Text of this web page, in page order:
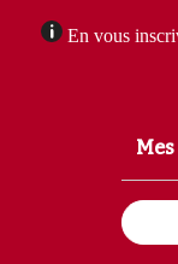
En vous